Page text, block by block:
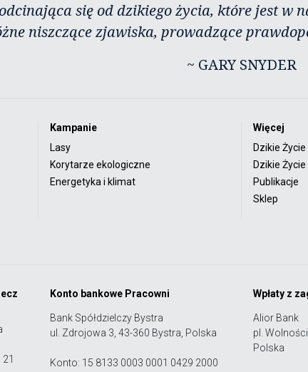
odcinająca się od dzikiego życia, które jest w
niszczące zjawiska, prowadzące
~ GARY SNYDER
Kampanie
Lasy
Korytarze ekologiczne
Energetyka i klimat
Więcej
Dzikie
Dzikie
Publikacje
Sklep
Konto bankowe Pracowni
Bank Spółdzielczy Bystra
ul. Zdrojowa 3, 43-360 Bystra, Polska
Konto: 15 8133 0003 0001 0429 2000
Wpłaty z
Alior Bank
pl.
Polska